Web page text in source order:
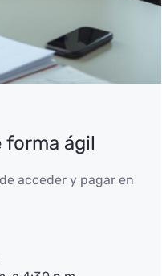
forma ágil
acceder y pagar en